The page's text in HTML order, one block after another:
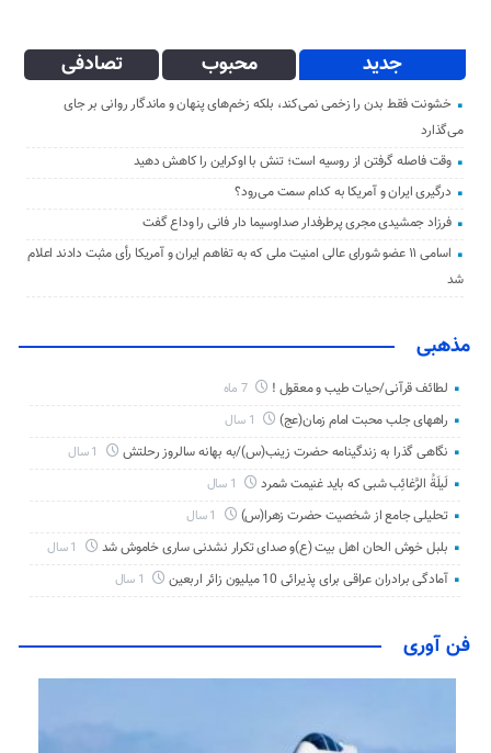
جدید محبوب تصادفی
خشونت فقط بدن را زخمی نمی‌کند، بلکه زخم‌های پنهان و ماندگار روانی بر جای
می‌گذارد
وقت فاصله گرفتن از روسیه است؛ تنش با اوکراین را کاهش دهید
درگیری ایران و آمریکا به کدام سمت می‌رود؟
فرزاد جمشیدی مجری پرطرفدار صداوسیما دار فانی را وداع گفت
اسامی ۱۱ عضو شورای عالی امنیت ملی که به تفاهم ایران و آمریکا رأی مثبت دادند اعلام
شد
مذهبی
لطائف قرآنی/حیات طیب و معقول ! 7 ماه
راههای جلب محبت امام زمان(عج)
نگاهی گذرا به زندگینامه حضرت زینب(س)/به بهانه سالروز رحلتش
لَیلَةُ الرَّغائِب شبی که باید غنیمت شمرد
تحلیلی جامع از شخصیت حضرت زهرا(س)
بلبل خوش الحان اهل بیت (ع)و صدای تکرار نشدنی ساری خاموش شد
آمادگی برادران عراقی برای پذیرائی 10 میلیون زائر اربعین
فن آوری